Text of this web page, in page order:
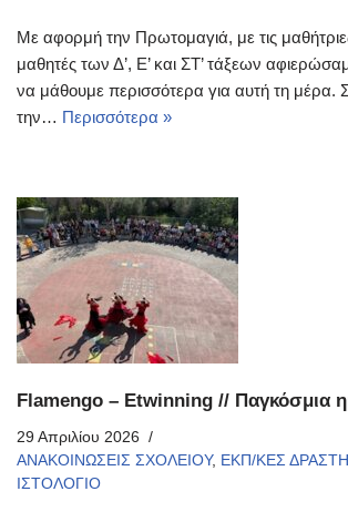
Με αφορμή την Πρωτομαγιά, με τις
μαθητές των Δ’, Ε’ και ΣΤ’ τάξεων
να μάθουμε περισσότερα για αυτή τη μέρα.
την… Περισσότερα »
Flamengo – Etwinning // Παγκόσμια
29 Απριλίου 2026
ΑΝΑΚΟΙΝΩΣΕΙΣ ΣΧΟΛΕΙΟΥ, ΕΚΠ/ΚΕΣ
ΙΣΤΟΛΟΓΙΟ